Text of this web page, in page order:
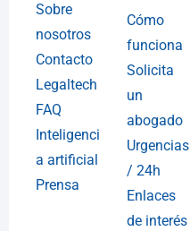
Sobre
nosotros
Contacto
Legaltech
FAQ
Inteligenci
a artificial
Prensa
Cómo
funciona
Solicita
un
abogado
Urgencias
/ 24h
Enlaces
de interés